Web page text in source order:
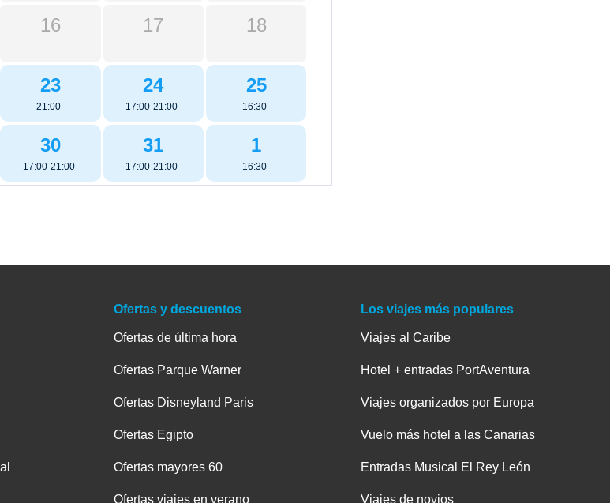
16 17 18
23
21:00
24
17:00 21:00
25
16:30
30
17:00 21:00
31
17:00 21:00
1
16:30
Ofertas y descuentos
Ofertas de última hora
Ofertas Parque Warner
Ofertas Disneyland Paris
Ofertas Egipto
Ofertas mayores 60
Ofertas viajes en verano
Los viajes más populares
Viajes al Caribe
Hotel + entradas PortAventura
Viajes organizados por Europa
Vuelo más hotel a las Canarias
Entradas Musical El Rey León
Viajes de novios